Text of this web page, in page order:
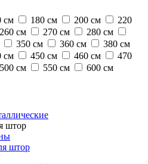
см 180 см 200 см
220
260 см 270 см
280 см
350 см 360 см
380 см
см 450 см 460 см
470
500 см 550 см 600 см
штор
штор